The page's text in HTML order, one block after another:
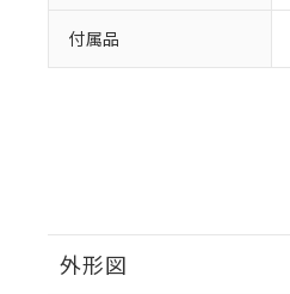
付属品
外形図